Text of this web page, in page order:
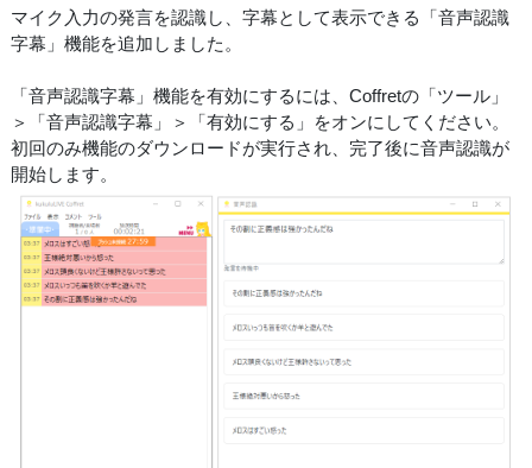
マイク入力の発言を認識し、字幕として表示できる「音声認識
字幕」機能を追加しました。
「音声認識字幕」機能を有効にするには、Coffretの「ツール」
＞「音声認識字幕」＞「有効にする」をオンにしてください。
初回のみ機能のダウンロードが実行され、完了後に音声認識が
開始します。